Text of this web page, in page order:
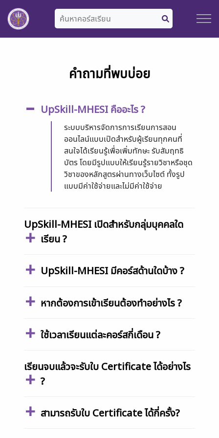
คำถามที่พบบ่อย
UpSkill-MHESI คืออะไร ?
ระบบบริหารจัดการการเรียนการสอน
ออนไลน์แบบเปิดสำหรับผู้เรียนทุกคนที่
สนใจได้เรียนรู้เพื่อเพิ่มทักษะ รับสัมฤทธิ
บัตร โดยมีรูปแบบให้เรียนรู้รายวิชาหรือชุด
วิชาของหลักสูตรผ่านทางเว็บไซต์ ทั้งรูป
แบบมีค่าใช้จ่ายและไม่มีค่าใช้จ่าย
UpSkill-MHESI เปิดสำหรับกลุ่มบุคคลใด
เรียน ?
UpSkill-MHESI มีคอร์สด้านใดบ้าง ?
หากต้องการเข้าเรียนต้องทำอย่างไร ?
ใช้เวลาเรียนแต่ละคอร์สกี่เดือน ?
เรียนจบแล้วจะรับใบ Certificate ได้อย่างไร
?
สามารถรับใบ Certificate ได้กี่ครั้ง?